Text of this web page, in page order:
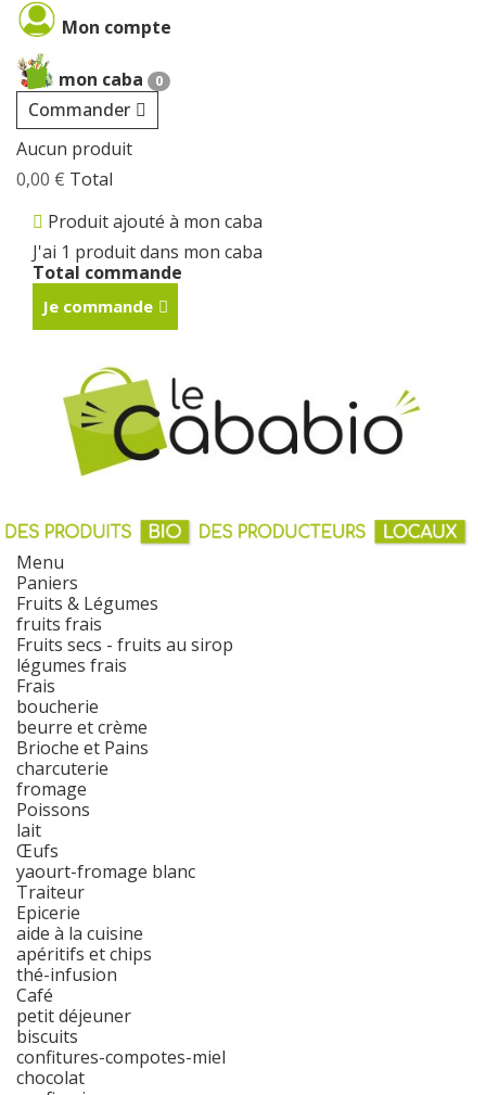
Mon compte
mon caba 0
Commander
Aucun produit
0,00 € Total
Produit ajouté à mon caba
J'ai 1 produit dans mon caba
Total commande
Je commande
Menu
Paniers
Fruits & Légumes
fruits frais
Fruits secs - fruits au sirop
légumes frais
Frais
boucherie
beurre et crème
Brioche et Pains
charcuterie
fromage
Poissons
lait
Œufs
yaourt-fromage blanc
Traiteur
Epicerie
aide à la cuisine
apéritifs et chips
thé-infusion
Café
petit déjeuner
biscuits
confitures-compotes-miel
chocolat
Cookies management panel